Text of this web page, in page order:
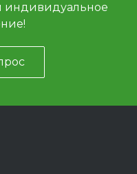
индивидуальное